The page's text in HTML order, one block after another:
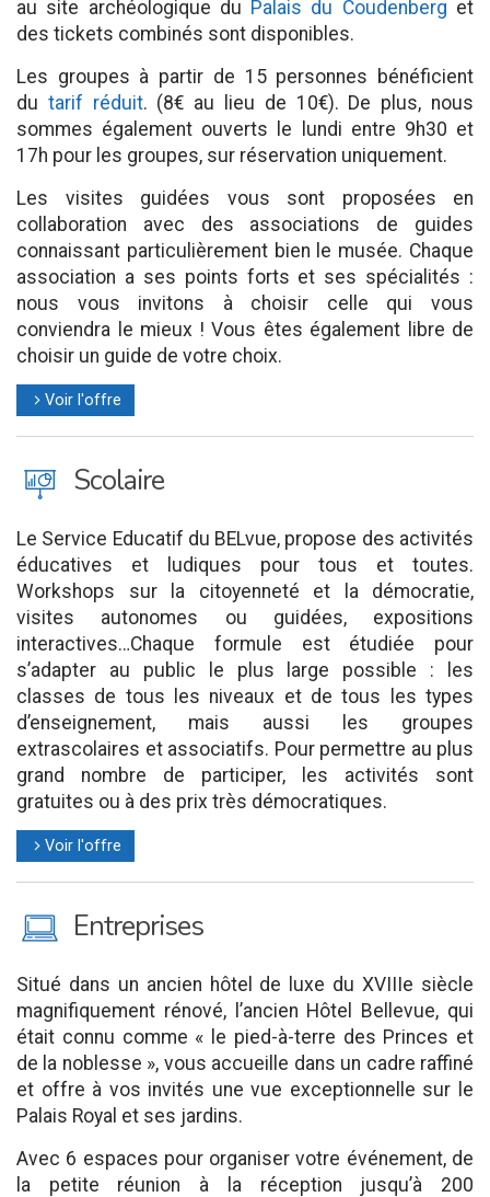
au site archéologique du Palais du Coudenberg et
des tickets combinés sont disponibles.
Les groupes à partir de 15 personnes bénéficient
du tarif réduit. (8€ au lieu de 10€). De plus, nous
sommes également ouverts le lundi entre 9h30 et
17h pour les groupes, sur réservation uniquement.
Les visites guidées vous sont proposées en
collaboration avec des associations de guides
connaissant particulièrement bien le musée. Chaque
association a ses points forts et ses spécialités :
nous vous invitons à choisir celle qui vous
conviendra le mieux ! Vous êtes également libre de
choisir un guide de votre choix.
l Voir l'offre
J Scolaire
Le Service Educatif du BELvue, propose des activités
éducatives et ludiques pour tous et toutes.
Workshops sur la citoyenneté et la démocratie,
visites autonomes ou guidées, expositions
interactives…Chaque formule est étudiée pour
s’adapter au public le plus large possible : les
classes de tous les niveaux et de tous les types
d’enseignement, mais aussi les groupes
extrascolaires et associatifs. Pour permettre au plus
grand nombre de participer, les activités sont
gratuites ou à des prix très démocratiques.
l Voir l'offre
M Entreprises
Situé dans un ancien hôtel de luxe du XVIIIe siècle
magnifiquement rénové, l’ancien Hôtel Bellevue, qui
était connu comme « le pied-à-terre des Princes et
de la noblesse », vous accueille dans un cadre raffiné
et offre à vos invités une vue exceptionnelle sur le
Palais Royal et ses jardins.
Avec 6 espaces pour organiser votre événement, de
la petite réunion à la réception jusqu’à 200